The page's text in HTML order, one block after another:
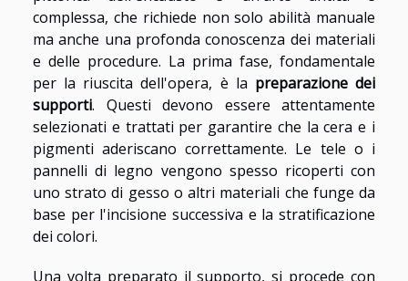
complessa, che richiede non solo abilità manuale
ma anche una profonda conoscenza dei materiali
e delle procedure. La prima fase, fondamentale
per la riuscita dell'opera, è la preparazione dei
supporti. Questi devono essere attentamente
selezionati e trattati per garantire che la cera e i
pigmenti aderiscano correttamente. Le tele o i
pannelli di legno vengono spesso ricoperti con
uno strato di gesso o altri materiali che funge da
base per l'incisione successiva e la stratificazione
dei colori.
Una volta preparato il supporto, si procede con